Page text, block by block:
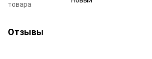
товара
Отзывы